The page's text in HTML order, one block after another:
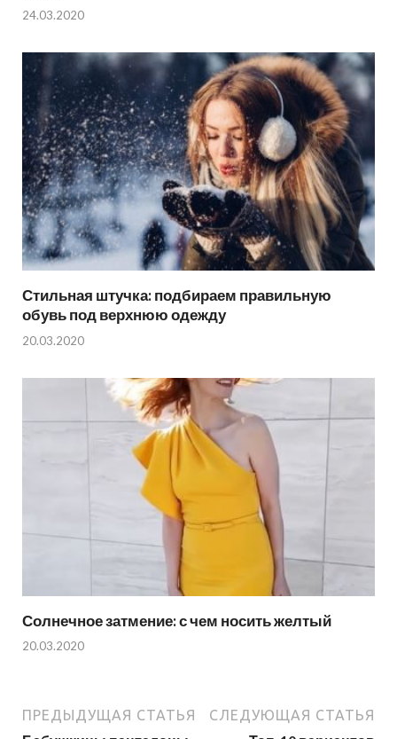
24.03.2020
Стильная штучка: подбираем правильную
обувь под верхнюю одежду
20.03.2020
Солнечное затмение: с чем носить желтый
20.03.2020
ПРЕДЫДУЩАЯ СТАТЬЯ СЛЕДУЮЩАЯ СТАТЬЯ